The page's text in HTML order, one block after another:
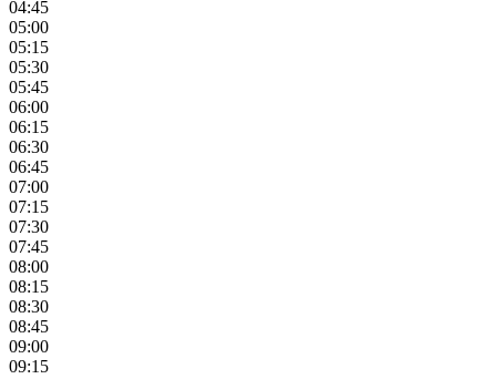
04:45
05:00
05:15
05:30
05:45
06:00
06:15
06:30
06:45
07:00
07:15
07:30
07:45
08:00
08:15
08:30
08:45
09:00
09:15